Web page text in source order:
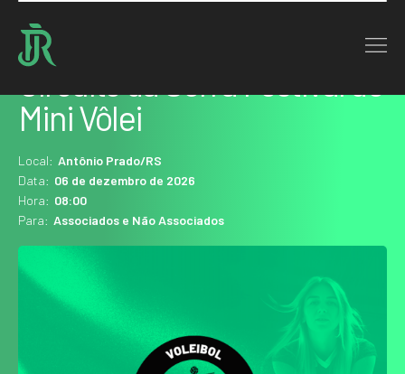
Home : Agenda
Mini Vôlei
Local: Antônio Prado/RS
Data: 06 de dezembro de 2026
Hora: 08:00
Para: Associados e Não Associados